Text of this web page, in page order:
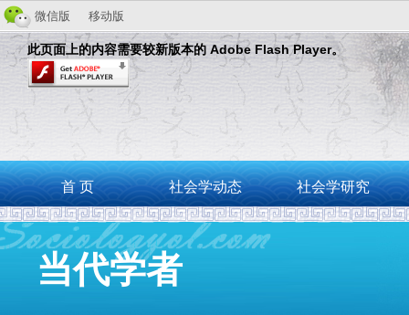
微信版 移动版
此页面上的内容需要较新版本的 Adobe Flash Player。
首 页 社会学动态 社会学研究
当代学者